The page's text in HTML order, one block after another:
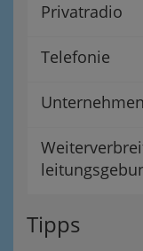
Privatradio
Telefonie
Tipps